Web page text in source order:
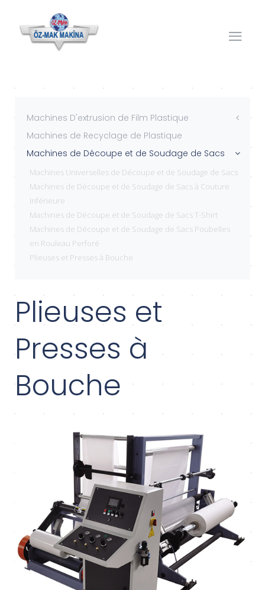
Plieuses et
Presses à
Bouche
Machines D'extrusion de Film Plastique
Machines de Recyclage de Plastique
Machines de Découpe et de Soudage de Sacs
Machines Universelles de Découpe et de Soudage de Sacs
Machines de Découpe et de Soudage de Sacs à Couture
Inférieure
Machines de Découpe et de Soudage de Sacs T-Shirt
Machines de Découpe et de Soudage de Sacs Poubelles
en Rouleau Perforé
Plieuses et Presses à Bouche